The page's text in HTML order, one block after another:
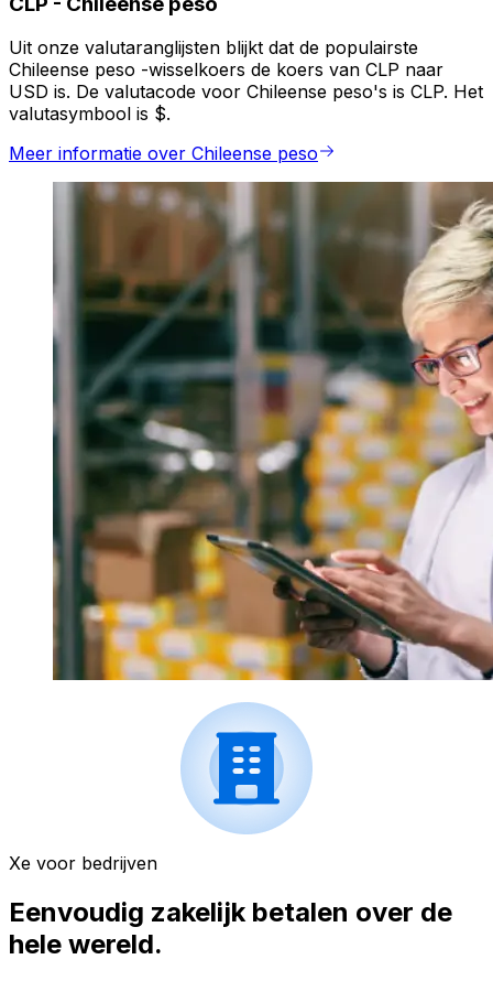
Uit onze valutaranglijsten blijkt dat de populairste
Chileense peso -wisselkoers de koers van CLP naar
USD is. De valutacode voor Chileense peso's is CLP. Het
valutasymbool is $.
Meer informatie over Chileense peso
Xe voor bedrijven
Eenvoudig zakelijk betalen over de
hele wereld.